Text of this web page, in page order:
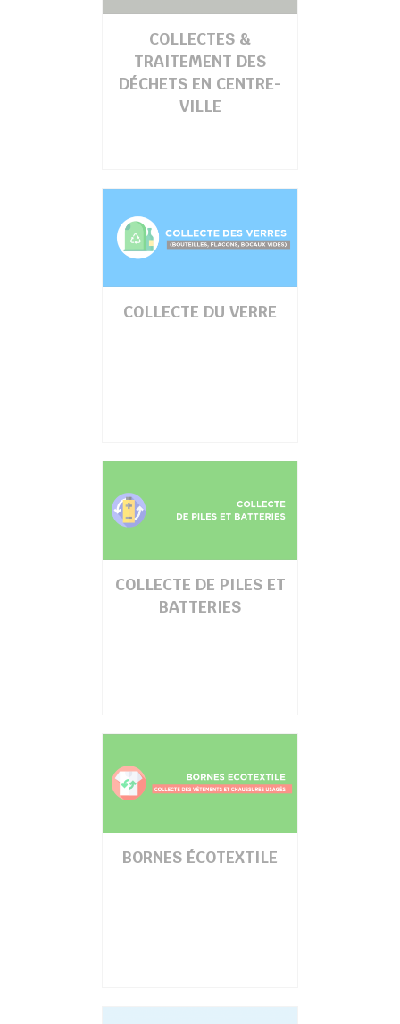
COLLECTES &
TRAITEMENT DES
DÉCHETS EN CENTRE-
VILLE
COLLECTE DU VERRE
COLLECTE DE PILES ET
BATTERIES
BORNES ÉCOTEXTILE